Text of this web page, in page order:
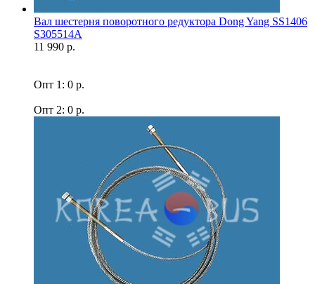
Вал шестерня поворотного редуктора Dong Yang SS1406
S305514A
11 990 р.
Опт 1: 0 р.
Опт 2: 0 р.